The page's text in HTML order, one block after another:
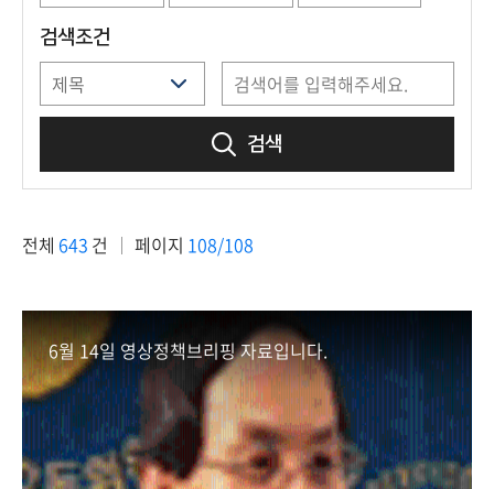
개
적
극
행
정
금
융
검색조건
검색
전체 643 건 페이지 108/108
6월 14일 영상정책브리핑 자료입니다.